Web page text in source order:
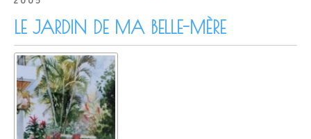
LE JARDIN DE MA BELLE-MÈRE